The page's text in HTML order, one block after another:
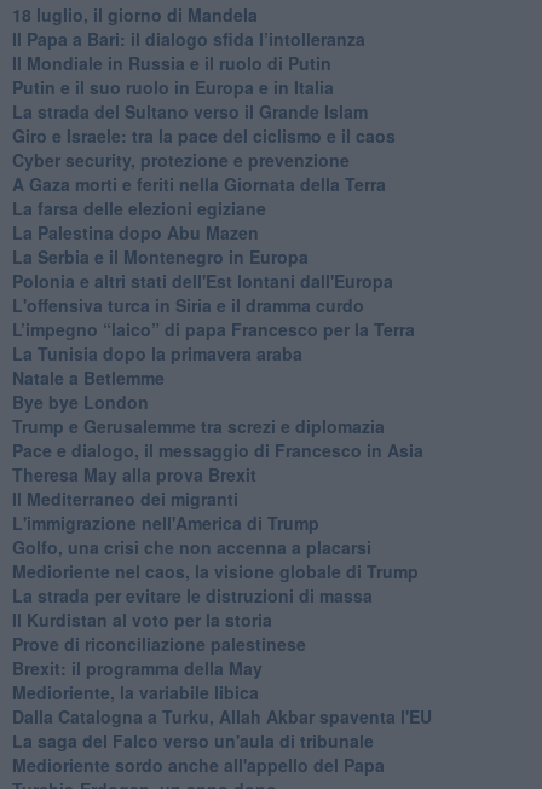
18 luglio, il giorno di Mandela
Il Papa a Bari: il dialogo sfida l’intolleranza
Il Mondiale in Russia e il ruolo di Putin
Putin e il suo ruolo in Europa e in Italia
La strada del Sultano verso il Grande Islam
Giro e Israele: tra la pace del ciclismo e il caos
Cyber security, protezione e prevenzione
A Gaza morti e feriti nella Giornata della Terra
La farsa delle elezioni egiziane
La Palestina dopo Abu Mazen
La Serbia e il Montenegro in Europa
Polonia e altri stati dell'Est lontani dall'Europa
L'offensiva turca in Siria e il dramma curdo
L’impegno “laico” di papa Francesco per la Terra
La Tunisia dopo la primavera araba
Natale a Betlemme
Bye bye London
Trump e Gerusalemme tra screzi e diplomazia
Pace e dialogo, il messaggio di Francesco in Asia
Theresa May alla prova Brexit
Il Mediterraneo dei migranti
L'immigrazione nell'America di Trump
Golfo, una crisi che non accenna a placarsi
Medioriente nel caos, la visione globale di Trump
La strada per evitare le distruzioni di massa
Il Kurdistan al voto per la storia
Prove di riconciliazione palestinese
Brexit: il programma della May
Medioriente, la variabile libica
Dalla Catalogna a Turku, Allah Akbar spaventa l'EU
La saga del Falco verso un'aula di tribunale
Medioriente sordo anche all'appello del Papa